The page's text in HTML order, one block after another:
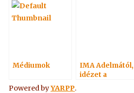
ÉRTÉKE
Médiumok
IMA Adelmától,
idézet a
Powered byYARPP.